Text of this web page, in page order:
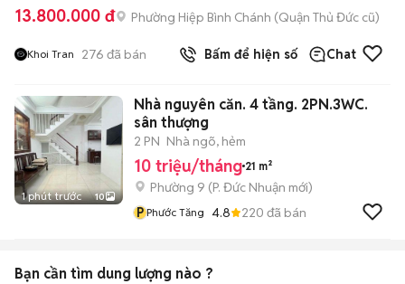
13.800.000 đ Phường Hiệp Bình Chánh (Quận Thủ Đức cũ)
Khoi Tran 276 đã bán Bấm để hiện số Chat
1 phút trước 10
Nhà nguyên căn. 4 tầng. 2PN.3WC.
sân thượng
2 PN Nhà ngõ, hẻm
10 triệu/tháng 21 m²
Phường 9 (P. Đức Nhuận mới)
P Phước Tăng 4.8 220 đã bán
Bạn cần tìm dung lượng nào ?